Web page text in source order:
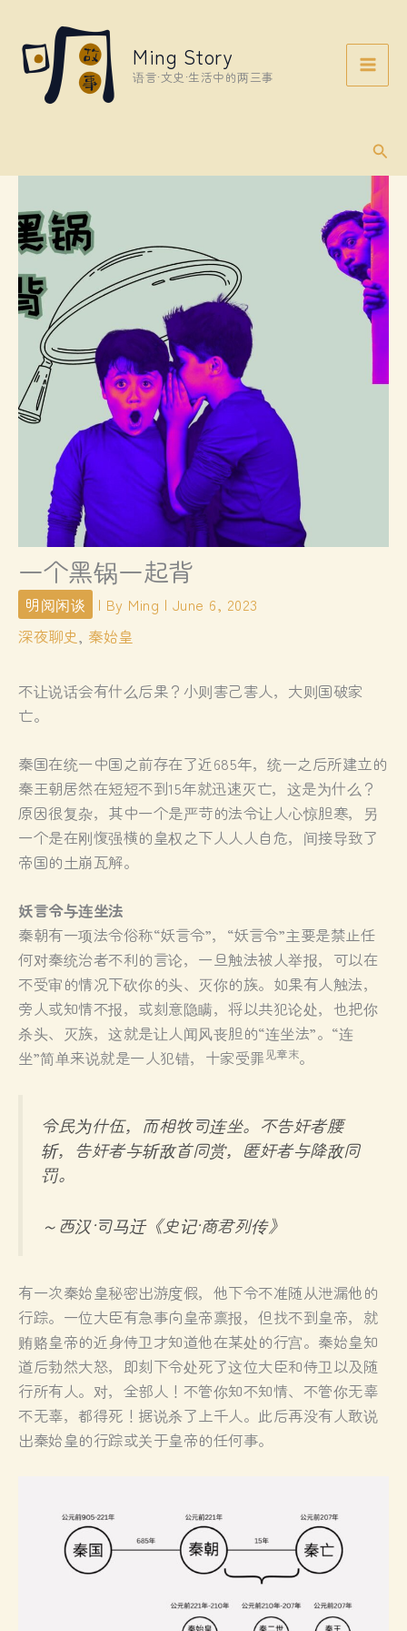
content
Ming Story
语言·文史·生活中的两三事
一个黑锅一起背
明阅闲谈 | By Ming | June 6, 2023
深夜聊史, 秦始皇
不让说话会有什么后果？小则害己害人，大则国破家
亡。
秦国在统一中国之前存在了近685年，统一之后所建立的
秦王朝居然在短短不到15年就迅速灭亡，这是为什么？
原因很复杂，其中一个是严苛的法令让人心惊胆寒，另
一个是在刚愎强横的皇权之下人人人自危，间接导致了
帝国的土崩瓦解。
妖言令与连坐法
秦朝有一项法令俗称“妖言令”，“妖言令”主要是禁止任
何对秦统治者不利的言论，一旦触法被人举报，可以在
不受审的情况下砍你的头、灭你的族。如果有人触法，
旁人或知情不报，或刻意隐瞒，将以共犯论处，也把你
杀头、灭族，这就是让人闻风丧胆的“连坐法”。“连
坐”简单来说就是一人犯错，十家受罪 见章末。
令民为什伍，而相牧司连坐。不告奸者腰
斩，告奸者与斩敌首同赏，匿奸者与降敌同
罚。
～西汉·司马迁《史记·商君列传》
有一次秦始皇秘密出游度假，他下令不准随从泄漏他的
行踪。一位大臣有急事向皇帝禀报，但找不到皇帝，就
贿赂皇帝的近身侍卫才知道他在某处的行宫。秦始皇知
道后勃然大怒，即刻下令处死了这位大臣和侍卫以及随
行所有人。对，全部人！不管你知不知情、不管你无辜
不无辜，都得死！据说杀了上千人。此后再没有人敢说
出秦始皇的行踪或关于皇帝的任何事。